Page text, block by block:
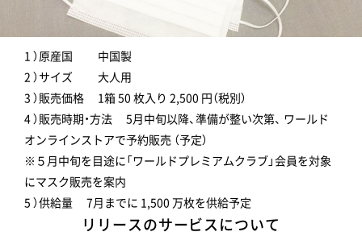
1 ）原産国 中国製
2 ）サイズ 大人用
3 ）販売価格 1箱 50 枚入り 2,500 円（税別）
4 ）販売時期・方法 5月中旬以降、準備が整い次第、 ワールド
オンラインストアで予約販売 （予定）
※５月中旬を目途に「ワールドプレミアムクラブ」会員を対象
にマスク販売を案内
5 ）供給量 7月までに 1,500 万枚を供給予定
リリースのサービスについて